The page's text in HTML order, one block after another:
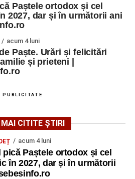
– Parcul Arini:parc de
ne ca sursă preferată
ne pe Google News
Sebeș 2026: zece zile de
sport și evenimente culturale, la
în Sebeș”. Programul complet
Paștele ortodox și cel
2027, dar și în următorii ani
acum 4 luni
Paște. Urări și felicitări
și prieteni |
PUBLICITATE
MAI CITITE ȘTIRI
acum 4 luni
pică Paștele ortodox și cel
în 2027, dar și în următorii